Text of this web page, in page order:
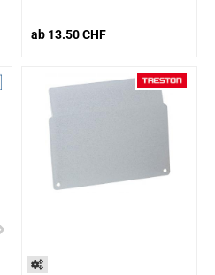
ab 13.50 CHF